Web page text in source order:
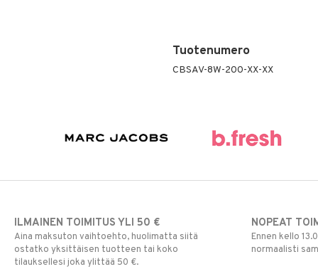
Tuotenumero
CBSAV-8W-200-XX-XX
ILMAINEN TOIMITUS YLI 50 €
Aina maksuton vaihtoehto, huolimatta siitä
ostatko yksittäisen tuotteen tai koko
tilauksellesi joka ylittää 50 €.
NOPEAT
Ennen kello
normaalisti